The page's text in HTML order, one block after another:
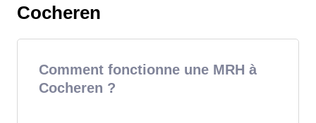
Cocheren
Comment fonctionne une MRH à
Cocheren ?